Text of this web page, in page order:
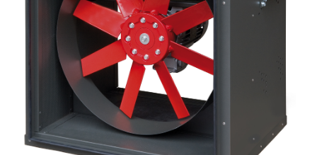
Lighting and Electrical
Equipment
Complete solutions in lighting and electrical
material for each project and need